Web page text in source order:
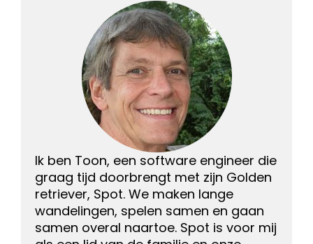
Ik ben Toon, een software engineer die
graag tijd doorbrengt met zijn Golden
retriever, Spot. We maken lange
wandelingen, spelen samen en gaan
samen overal naartoe. Spot is voor mij